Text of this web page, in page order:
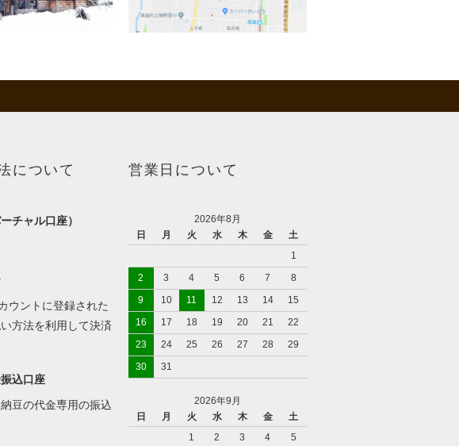
について
チャル口座）
ウントに登録された
方法を利用して決済
込口座
豆の代金専用の振込
営業日について
2026年8月
日
月 火 水 木 金
土
1
2
3 4 5 6 7
8
9
10 11 12 13 14
15
16
17 18 19 20 21
22
23
24 25 26 27 28
29
30
31
2026年9月
日
月 火 水 木 金
土
1
2 3 4 5